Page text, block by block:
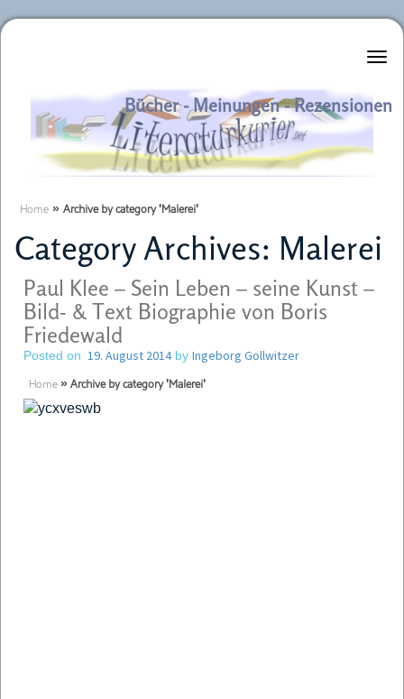
Literaturkurier.net
Bücher - Meinungen - Rezensionen
Home » Archive by category 'Malerei'
Category Archives: Malerei
Paul Klee – Sein Leben – seine Kunst –
Bild- & Text Biographie von Boris
Friedewald
Posted on 19. August 2014by Ingeborg Gollwitzer
Home » Archive by category 'Malerei'